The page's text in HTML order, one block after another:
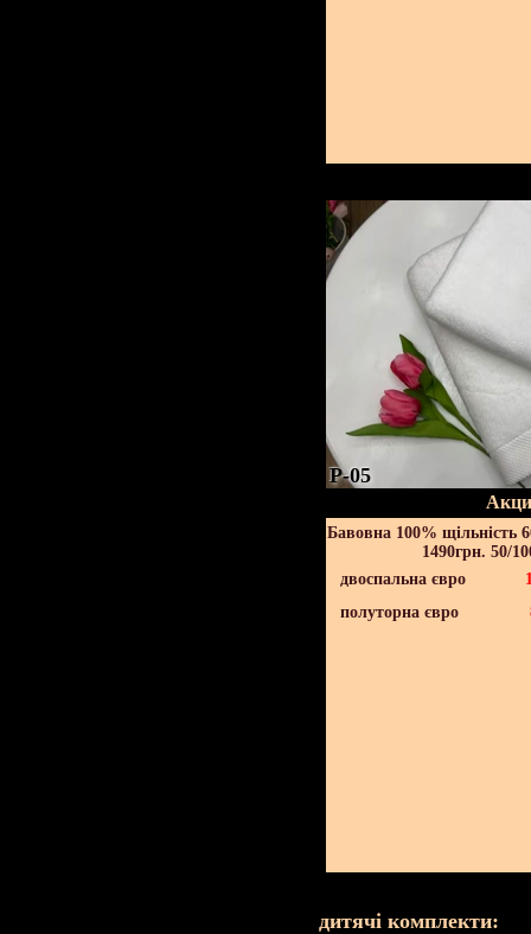
P-05
Бавовна 100% щільність
1490грн. 50/
двоспальна євро
полуторна євро
дитячі комплекти: